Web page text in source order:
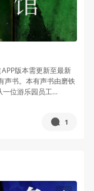
版本需更新至最新
声书。本有声书由磨铁
位游乐园员工...
1